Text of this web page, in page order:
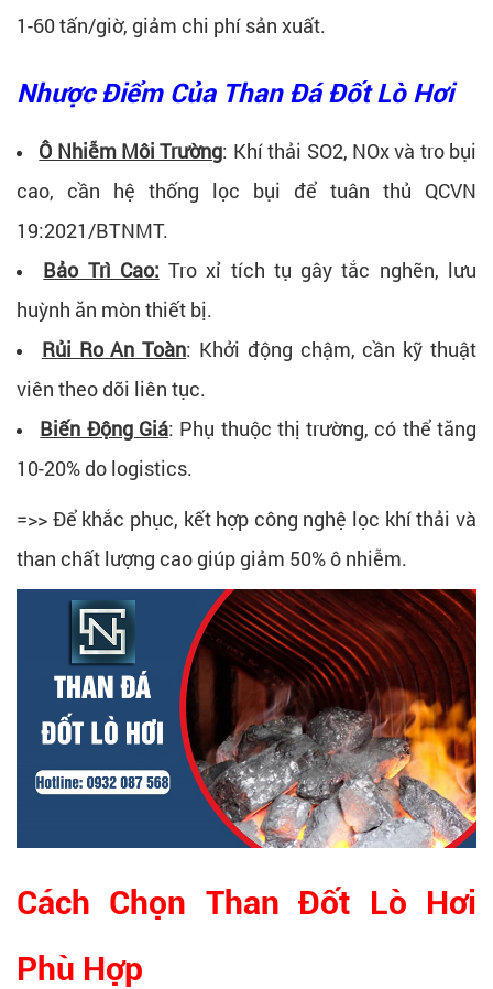
1-60 tấn/giờ, giảm chi phí sản xuất.
Nhược Điểm Của Than Đá Đốt Lò Hơi
Ô Nhiễm Môi Trường: Khí thải SO2, NOx và tro bụi
cao, cần hệ thống lọc bụi để tuân thủ QCVN
19:2021/BTNMT.
Bảo Trì Cao: Tro xỉ tích tụ gây tắc nghẽn, lưu
huỳnh ăn mòn thiết bị.
Rủi Ro An Toàn: Khởi động chậm, cần kỹ thuật
viên theo dõi liên tục.
Biến Động Giá: Phụ thuộc thị trường, có thể tăng
10-20% do logistics.
=>> Để khắc phục, kết hợp công nghệ lọc khí thải và
than chất lượng cao giúp giảm 50% ô nhiễm.
Cách Chọn Than Đốt Lò Hơi
Phù Hợp